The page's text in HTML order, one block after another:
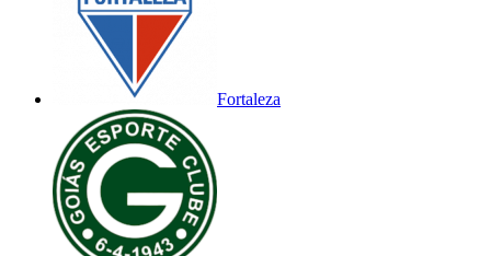
Fortaleza